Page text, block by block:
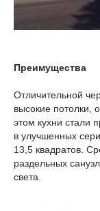
Преимущества
Отличительной
высокие потолки,
этом кухни стали
в улучшенных
13,5 квадратов.
раздельных
света.